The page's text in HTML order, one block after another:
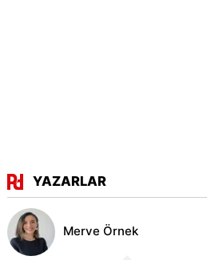
YAZARLAR
Merve Örnek